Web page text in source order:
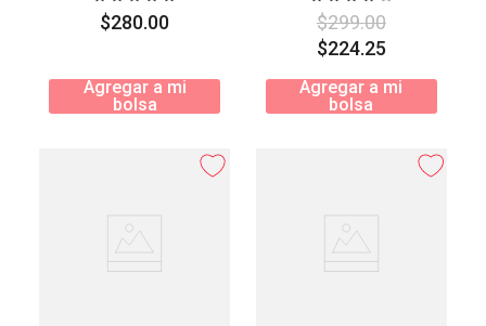
$280.00
Agregar a mi
bolsa
$299.00
$224.25
Agregar a mi
bolsa